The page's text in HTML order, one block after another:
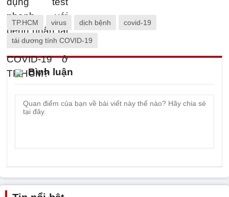
TP.HCM virus dịch bệnh covid-19
tái dương tính COVID-19
Bình luận